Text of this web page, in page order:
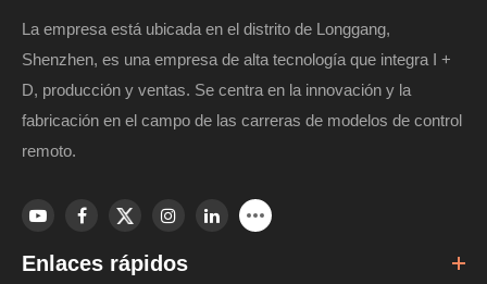
La empresa está ubicada en el distrito de Longgang,
Shenzhen, es una empresa de alta tecnología que integra I +
D, producción y ventas. Se centra en la innovación y la
fabricación en el campo de las carreras de modelos de control
remoto.
Enlaces rápidos